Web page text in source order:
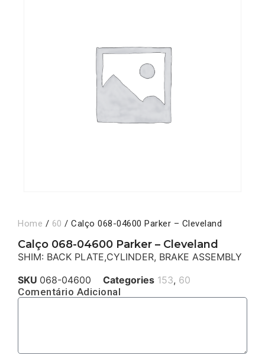
Home / 60 / Calço 068-04600 Parker – Cleveland
Calço 068-04600 Parker – Cleveland
SHIM: BACK PLATE,CYLINDER, BRAKE ASSEMBLY
SKU 068-04600 Categories 153, 60
Comentário Adicional